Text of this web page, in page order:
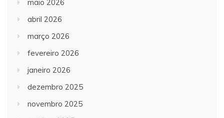
maio 2026
abril 2026
março 2026
fevereiro 2026
janeiro 2026
dezembro 2025
novembro 2025